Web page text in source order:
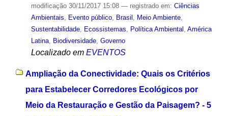
modificação30/11/2017 15:08 — registrado em: Ciências
Ambientais
Evento público, Brasil Meio Ambiente,
Sustentabilidade, Ecossistemas Política Ambiental América
Latina, Biodiversidade, Governo
Localizado em EVENTOS
Ampliação da Conectividade: Quais os Critérios
para Estabelecer Corredores Ecológicos por
Meio da Restauração e Gestão da Paisagem? - 5